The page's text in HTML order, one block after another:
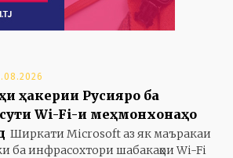
ҳакерии Русияро ба
Wi-Fi-и меҳмонхонаҳо
Ширкати Microsoft аз як маъракаи
ба инфрасохтори шабакаҳои Wi-Fi